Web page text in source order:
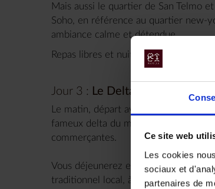
Ce site web
Les cookies
sociaux et
partenaires de
Mais aussi le quartier de San Telmo
Soho, en référence au quartier new-
ambiance calme et détendue.
Repas libres et nuit auCasa Sur
Jour 3 : Le Delta du Tigre -
Le matin, départ avec votre guide
fameux delta du même nom. Après
commerçantes.
Vous déjeunerez en terrasse au bord
traditionnel local, à la découverte